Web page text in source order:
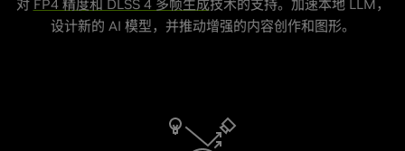
对 FP4 精度和 DLSS 4 多帧生成技术的支持。加速本地 LLM，
设计新的 AI 模型，并推动增强的内容创作和图形。